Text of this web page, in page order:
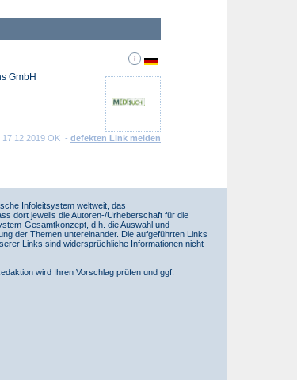
GmbH
17.12.2019 OK - defekten Link melden
Infoleitsystem weltweit, das
dort jeweils die Autoren-/Urheberschaft für die
Gesamtkonzept, d.h. die Auswahl und
der Themen untereinander. Die aufgeführten Links
Links sind widersprüchliche Informationen nicht
wird Ihren Vorschlag prüfen und ggf.